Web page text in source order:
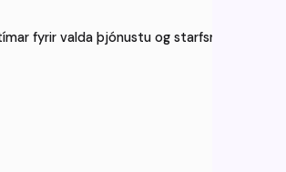
fyrir valda þjónustu og starfsmenn. Þú